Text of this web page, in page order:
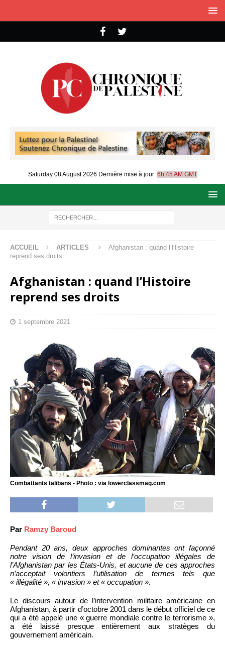
Saturday 08 August 2026 Dernière mise à jour: 6h:45 AM GMT
ACCUEIL ARTICLES
Afghanistan : quand l’Histoire
reprend ses droits
Afghanistan : quand l’Histoire
reprend ses droits
1 septembre 2021
Combattants talibans - Photo : via lowerclassmag.com
Par Ramzy Baroud
Pendant 20 ans, deux approches dominantes ont façonné
notre vision de l’invasion et de l’occupation illégales de
l’Afghanistan par les États-Unis, et aucune de ces approches
n’acceptait volontiers l’utilisation de termes tels que
« illégalité », « invasion » et « occupation ».
Le discours autour de l’intervention militaire américaine en
Afghanistan, à partir d’octobre 2001 dans le début officiel de ce
qui a été appelé une « guerre mondiale contre le terrorisme »,
a été laissé presque entièrement aux stratèges du
gouvernement américain.